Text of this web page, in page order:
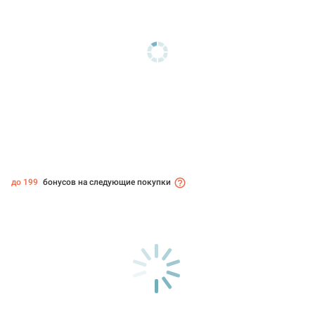
до 199 бонусов на следующие покупки